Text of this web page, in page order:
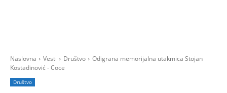
Naslovna Vesti Društvo
Odigrana memorijalna utakmica Stojan
Kostadinović - Coce
Društvo